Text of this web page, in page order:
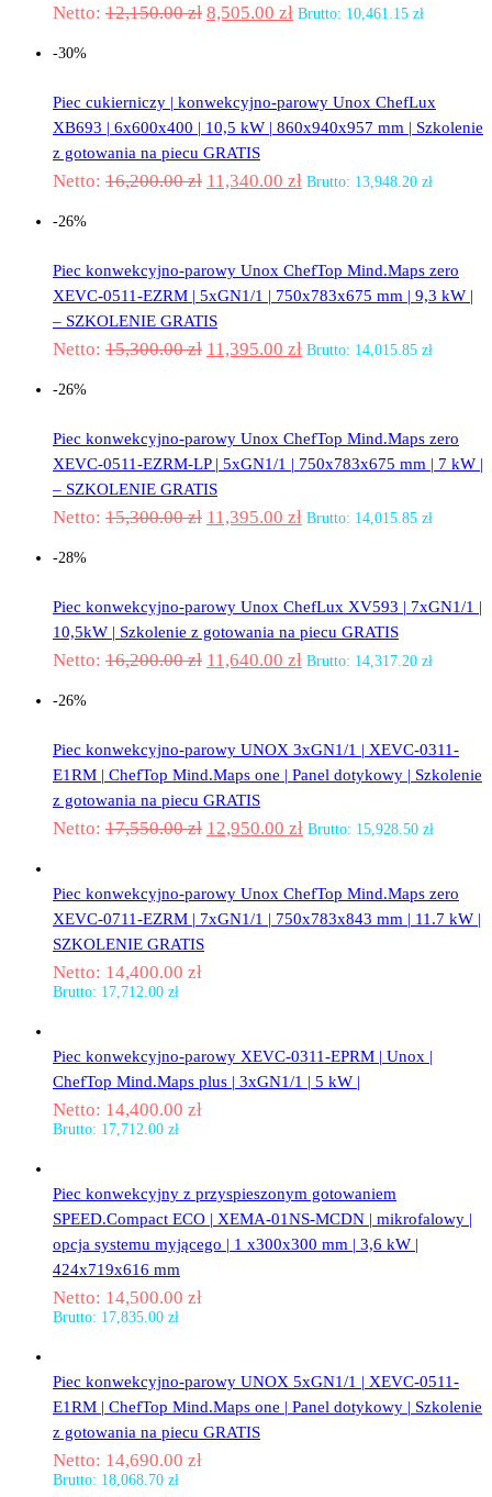
Netto: 12,150.00zł 8,505.00 zł Brutto: 10,461.15 zł
-30%
Piec cukierniczy | konwekcyjno-parowy Unox ChefLux
XB693 | 6x600x400 | 10,5 kW | 860x940x957 mm | Szkolenie
z gotowania na piecu GRATIS
Netto: 16,200.00zł 11,340.00 zł Brutto: 13,948.20 zł
-26%
Piec konwekcyjno-parowy Unox ChefTop Mind.Maps zero
XEVC-0511-EZRM | 5xGN1/1 | 750x783x675 mm | 9,3 kW |
– SZKOLENIE GRATIS
Netto: 15,300.00zł 11,395.00 zł Brutto: 14,015.85 zł
-26%
Piec konwekcyjno-parowy Unox ChefTop Mind.Maps zero
XEVC-0511-EZRM-LP | 5xGN1/1 | 750x783x675 mm | 7 kW |
– SZKOLENIE GRATIS
Netto: 15,300.00zł 11,395.00 zł Brutto: 14,015.85 zł
-28%
Piec konwekcyjno-parowy Unox ChefLux XV593 | 7xGN1/1 |
10,5kW | Szkolenie z gotowania na piecu GRATIS
Netto: 16,200.00zł 11,640.00 zł Brutto: 14,317.20 zł
-26%
Piec konwekcyjno-parowy UNOX 3xGN1/1 | XEVC-0311-
E1RM | ChefTop Mind.Maps one | Panel dotykowy | Szkolenie
z gotowania na piecu GRATIS
Netto: 17,550.00zł 12,950.00 zł Brutto: 15,928.50 zł
Piec konwekcyjno-parowy Unox ChefTop Mind.Maps zero
XEVC-0711-EZRM | 7xGN1/1 | 750x783x843 mm | 11.7 kW |
SZKOLENIE GRATIS
Netto: 14,400.00 zł
Brutto: 17,712.00 zł
Piec konwekcyjno-parowy XEVC-0311-EPRM | Unox |
ChefTop Mind.Maps plus | 3xGN1/1 | 5 kW |
Netto: 14,400.00 zł
Brutto: 17,712.00 zł
Piec konwekcyjny z przyspieszonym gotowaniem
SPEED.Compact ECO | XEMA-01NS-MCDN | mikrofalowy |
opcja systemu myjącego | 1 x300x300 mm | 3,6 kW |
424x719x616 mm
Netto: 14,500.00 zł
Brutto: 17,835.00 zł
Piec konwekcyjno-parowy UNOX 5xGN1/1 | XEVC-0511-
E1RM | ChefTop Mind.Maps one | Panel dotykowy | Szkolenie
z gotowania na piecu GRATIS
Netto: 14,690.00 zł
Brutto: 18,068.70 zł